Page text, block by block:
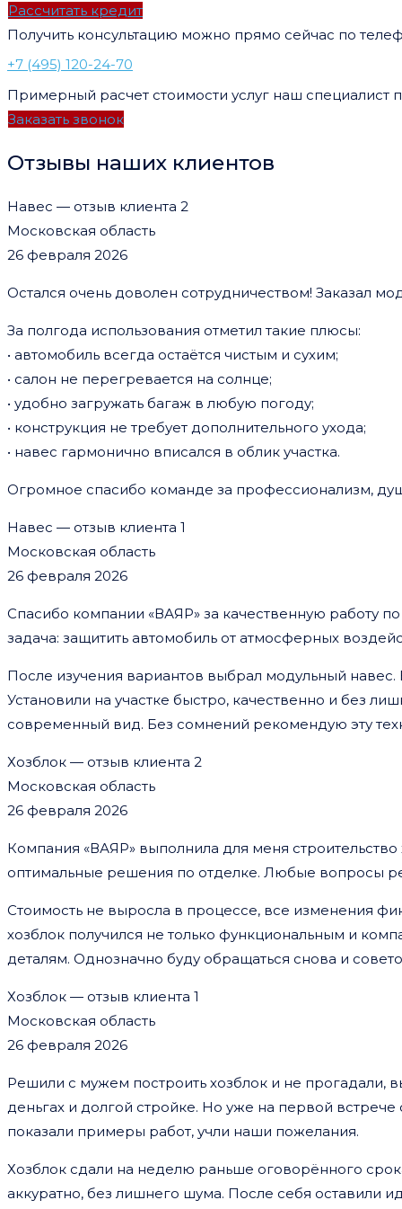
Рассчитать кредит
Получить консультацию можно прямо сейчас по
+7 (495) 120-24-70
Примерный расчет стоимости услуг наш специалист
Заказать звонок
Отзывы наших клиентов
Навес — отзыв клиента 2
Московская область
26 февраля 2026
Остался очень доволен сотрудничеством! Заказал
За полгода использования отметил такие плюсы:
• автомобиль всегда остаётся чистым и сухим;
• салон не перегревается на солнце;
• удобно загружать багаж в любую погоду;
• конструкция не требует дополнительного ухода;
• навес гармонично вписался в облик участка.
Огромное спасибо команде за профессионализм,
Навес — отзыв клиента 1
Московская область
26 февраля 2026
Спасибо компании «ВАЯР» за качественную работу
задача: защитить автомобиль от атмосферных
После изучения вариантов выбрал модульный
Установили на участке быстро, качественно и без
современный вид. Без сомнений рекомендую эту
Хозблок — отзыв клиента 2
Московская область
26 февраля 2026
Компания «ВАЯР» выполнила для меня
оптимальные решения по отделке. Любые вопросы
Стоимость не выросла в процессе, все изменения
хозблок получился не только функциональным и
деталям. Однозначно буду обращаться снова и
Хозблок — отзыв клиента 1
Московская область
26 февраля 2026
Решили с мужем построить хозблок и не прогадали,
деньгах и долгой стройке. Но уже на первой
показали примеры работ, учли наши пожелания.
Хозблок сдали на неделю раньше оговорённого
аккуратно, без лишнего шума. После себя оставили